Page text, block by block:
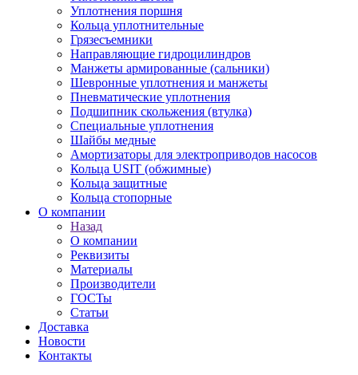
Уплотнения поршня
Кольца уплотнительные
Грязесъемники
Направляющие гидроцилиндров
Манжеты армированные (сальники)
Шевронные уплотнения и манжеты
Пневматические уплотнения
Подшипник скольжения (втулка)
Специальные уплотнения
Шайбы медные
Амортизаторы для электроприводов насосов
Кольца USIT (обжимные)
Кольца защитные
Кольца стопорные
О компании
Назад
О компании
Реквизиты
Материалы
Производители
ГОСТы
Статьи
Доставка
Новости
Контакты